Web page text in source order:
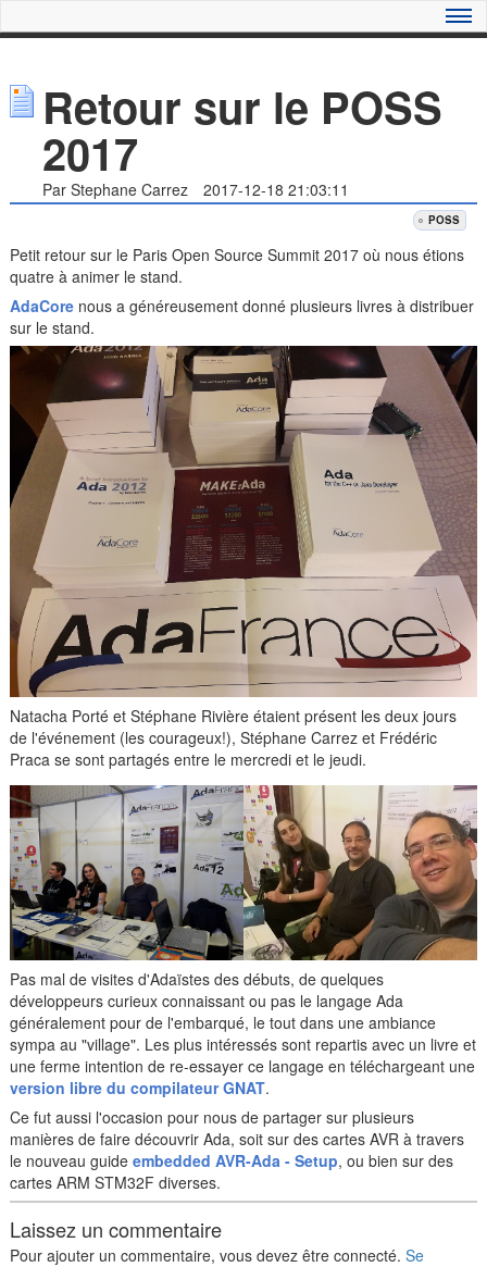
Retour sur le POSS
2017
Par Stephane Carrez 2017-12-18 21:03:11
POSS
Petit retour sur le Paris Open Source Summit 2017 où nous étions
quatre à animer le stand.
AdaCorenous a généreusement donné plusieurs livres à distribuer
sur le stand.
Natacha Porté et Stéphane Rivière étaient présent les deux jours
de l'événement (les courageux!), Stéphane Carrez et Frédéric
Praca se sont partagés entre le mercredi et le jeudi.
Pas mal de visites d'Adaïstes des débuts, de quelques
développeurs curieux connaissant ou pas le langage Ada
généralement pour de l'embarqué, le tout dans une ambiance
sympa au "village". Les plus intéressés sont repartis avec un livre et
une ferme intention de re-essayer ce langage en téléchargeant une
version libre du compilateur GNAT.
Ce fut aussi l'occasion pour nous de partager sur plusieurs
manières de faire découvrir Ada, soit sur des cartes AVR à travers
le nouveau guide embedded AVR-Ada - Setup, ou bien sur des
cartes ARM STM32F diverses.
Laissez un commentaire
Pour ajouter un commentaire, vous devez être connecté. Se